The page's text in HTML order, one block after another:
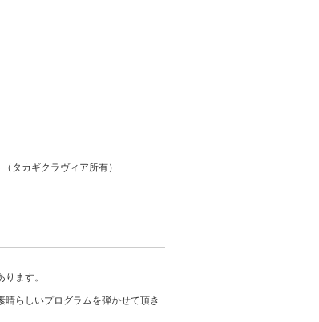
タカギクラヴィア所有）
ます。
らしいプログラムを弾かせて頂き